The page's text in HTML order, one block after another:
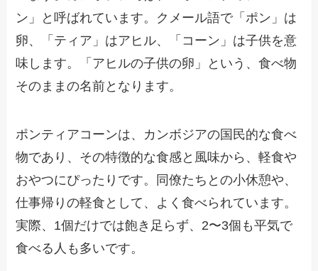
ン」と呼ばれています。クメール語で「ポン」は
卵、「ティア」はアヒル、「コーン」は子供を意
味します。「アヒルの子供の卵」という、食べ物
そのままの名前となります。
ポンティアコーンは、カンボジアの国民的な食べ
物であり、その特徴的な食感と風味から、軽食や
おやつにぴったりです。同僚たちとの小休憩や、
仕事帰りの軽食として、よく食べられています。
実際、1個だけでは飽き足らず、2〜3個も平気で
食べる人も多いです。